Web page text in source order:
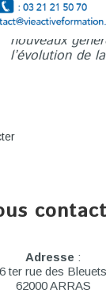
La Vie Active
répondre aux
nouveaux
l’évolution de
Adresse :
6 ter rue des Bleuets
62000 ARRAS